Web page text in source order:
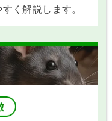
く解説します。